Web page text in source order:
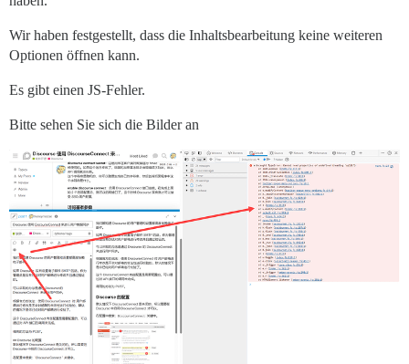
Wir haben festgestellt, dass die Inhaltsbearbeitung keine weiteren
Optionen öffnen kann.
Es gibt einen JS-Fehler.
Bitte sehen Sie sich die Bilder an